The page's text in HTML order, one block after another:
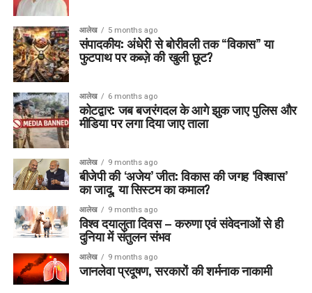
आलेख 5 months ago
संपादकीय: अंधेरी से बोरीवली तक “विकास” या
फुटपाथ पर कब्ज़े की खुली छूट?
आलेख 6 months ago
कोटद्वार: जब बजरंगदल के आगे झुक जाए पुलिस और
मीडिया पर लगा दिया जाए ताला
आलेख 9 months ago
बीजेपी की ‘अजेय’ जीत: विकास की जगह ‘विश्वास’
का जादू, या सिस्टम का कमाल?
आलेख 9 months ago
विश्व दयालुता दिवस – करुणा एवं संवेदनाओं से ही
दुनिया में संतुलन संभव
आलेख 9 months ago
जानलेवा प्रदूषण, सरकारों की शर्मनाक नाकामी